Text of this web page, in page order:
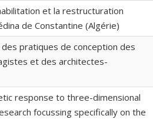
et la restructuration
de Constantine (Algérie)
pratiques de conception des
et des architectes-
response to three-dimensional
focussing specifically on the